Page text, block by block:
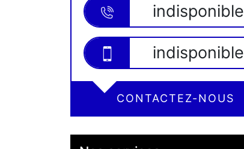
indisponible
indisponible
CONTACTEZ-NOUS